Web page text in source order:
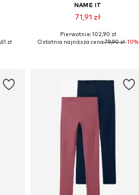
zł
NAME IT
71,91 zł
Dostępne w różnych rozmiarach
Pierwotnie: 102,90 zł
Ostatnia najniższa cena:79,90 zł-10%